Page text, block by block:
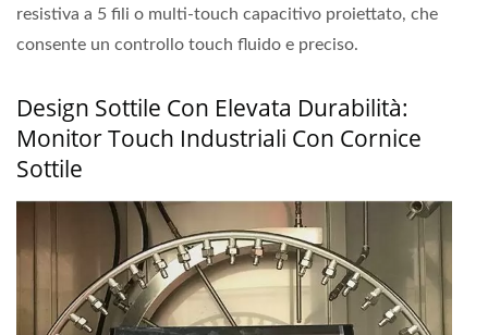
resistiva a 5 fili o multi-touch capacitivo proiettato, che
consente un controllo touch fluido e preciso.
Design Sottile Con Elevata Durabilità:
Monitor Touch Industriali Con Cornice
Sottile